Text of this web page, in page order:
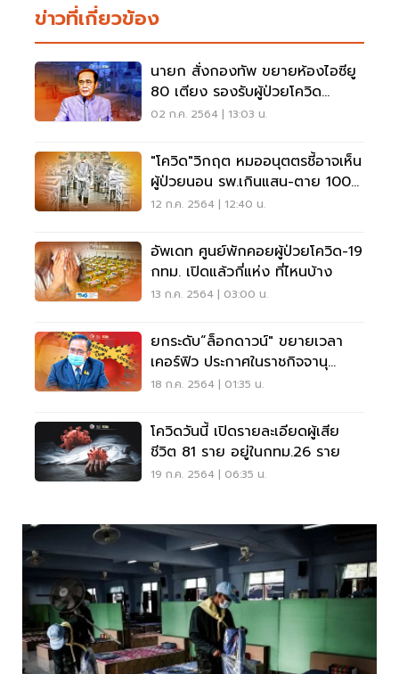
ข่าวที่เกี่ยวข้อง
นายก สั่งกองทัพ ขยายห้องไอซียู
80 เตียง รองรับผู้ป่วยโควิด
เหลือง-แดง
02 ก.ค. 2564 | 13:03 น.
"โควิด"วิกฤต หมออนุตตรชี้อาจเห็น
ผู้ป่วยนอน รพ.เกินแสน-ตาย 100
ในเร็ววัน
12 ก.ค. 2564 | 12:40 น.
อัพเดท ศูนย์พักคอยผู้ป่วยโควิด-19
กทม. เปิดแล้วกี่แห่ง ที่ไหนบ้าง
13 ก.ค. 2564 | 03:00 น.
ยกระดับ“ล็อกดาวน์" ขยายเวลา
เคอร์ฟิว ประกาศในราชกิจจานุ
เบกษาแล้ว มีผล 20 ก.ค.นี้
18 ก.ค. 2564 | 01:35 น.
โควิดวันนี้ เปิดรายละเอียดผู้เสีย
ชีวิต 81 ราย อยู่ในกทม.26 ราย
19 ก.ค. 2564 | 06:35 น.